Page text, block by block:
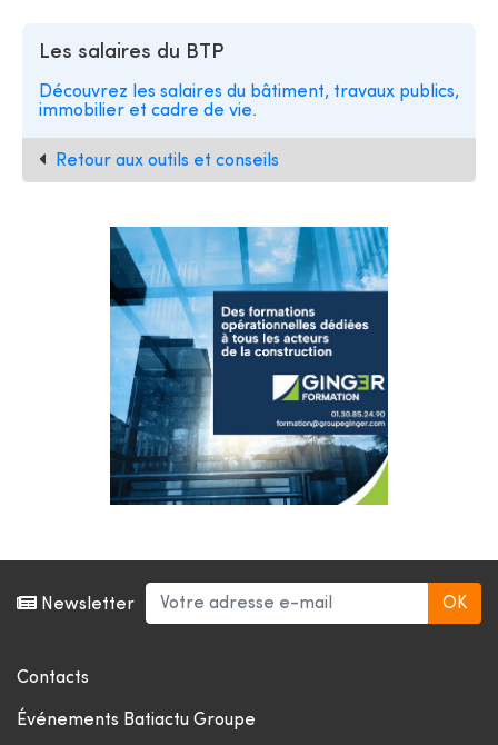
Les salaires du BTP
Découvrez les salaires du bâtiment, travaux publics,
immobilier et cadre de vie.
Retour aux outils et conseils
Newsletter
Contacts
Événements Batiactu Groupe